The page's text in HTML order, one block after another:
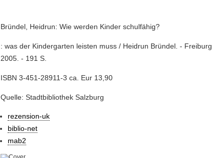
Bründel, Heidrun: Wie werden Kinder schulfähig?
: was der Kindergarten leisten muss / Heidrun Bründel. -
2005. - 191 S.
ISBN 3-451-28911-3 ca. Eur 13,90
Quelle: Stadtbibliothek Salzburg
rezension-uk
biblio-net
mab2